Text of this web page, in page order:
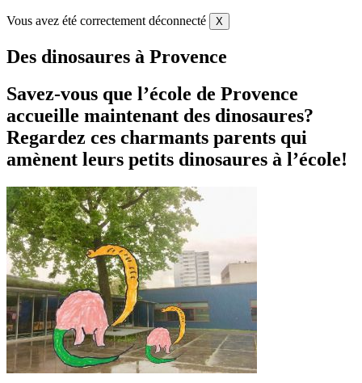
Vous avez été correctement déconnecté X
Des dinosaures à Provence
Savez-vous que l’école de Provence
accueille maintenant des dinosaures?
Regardez ces charmants parents qui
amènent leurs petits dinosaures à l’école!